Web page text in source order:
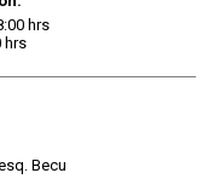
hrs
hrs
Becu